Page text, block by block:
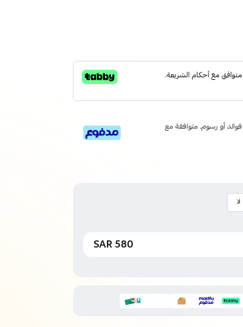
4 وحتى 6 دفعات، بدون فوائد أو رسوم. متوافقة مع
لا
580 SAR